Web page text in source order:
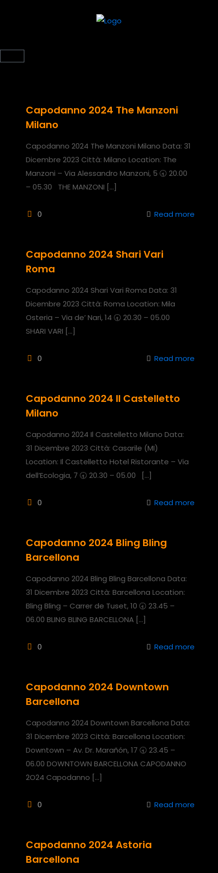
Capodanno 2024 The Manzoni
Milano
Capodanno 2024 The Manzoni Milano Data: 31
Dicembre 2023 Città: Milano Location: The
Manzoni – Via Alessandro Manzoni, 5 🕣 20.00
– 05.30 THE MANZONI […]
0 Read more
Capodanno 2024 Shari Vari
Roma
Capodanno 2024 Shari Vari Roma Data: 31
Dicembre 2023 Città: Roma Location: Mila
Osteria – Via de’ Nari, 14 🕣 20.30 – 05.00
SHARI VARI […]
0 Read more
Capodanno 2024 Il Castelletto
Milano
Capodanno 2024 Il Castelletto Milano Data:
31 Dicembre 2023 Città: Casarile (MI)
Location: Il Castelletto Hotel Ristorante – Via
dell’Ecologia, 7 🕣 20.30 – 05.00
[…]
0 Read more
Capodanno 2024 Bling Bling
Barcellona
Capodanno 2024 Bling Bling Barcellona Data:
31 Dicembre 2023 Città: Barcellona Location:
Bling Bling – Carrer de Tuset, 10 🕣 23.45 –
06.00 BLING BLING BARCELLONA […]
0 Read more
Capodanno 2024 Downtown
Barcellona
Capodanno 2024 Downtown Barcellona Data:
31 Dicembre 2023 Città: Barcellona Location:
Downtown – Av. Dr. Marañón, 17 🕣 23.45 –
06.00 DOWNTOWN BARCELLONA CAPODANNO
2O24 Capodanno […]
0 Read more
Capodanno 2024 Astoria
Barcellona